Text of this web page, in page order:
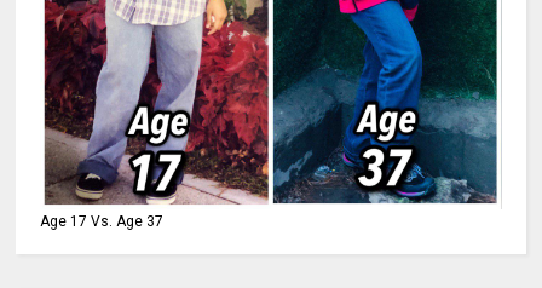
Age 17 Vs. Age 37